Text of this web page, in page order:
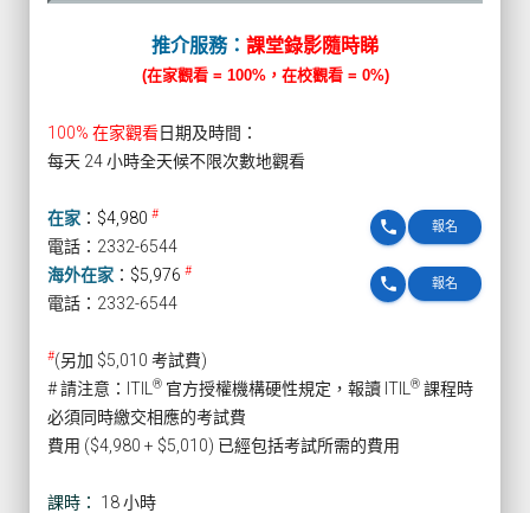
推介服務： 課堂錄影隨時睇
(在家觀看 = 100%，在校觀看 = 0%)
100% 在家觀看日期及時間：
每天 24 小時全天候不限次數地觀看
在家 ： $4,980 #
報名
phone
電話：2332-6544
海外在家 ： $5,976 #
報名
phone
電話：2332-6544
#(另加 $5,010 考試費)
# 請注意：ITIL
® 官方授權機構硬性規定，報讀 ITIL ® 課程時
必須同時繳交相應的考試費
費用 ($4,980 + $5,010) 已經包括考試所需的費用
課時： 18 小時